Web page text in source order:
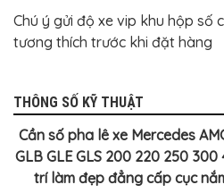
Chú ý gửi độ xe vip khu hộp số
tương thích trước khi đặt hàng
THÔNG SỐ KỸ THUẬT
Cần số pha lê xe Mercedes
GLB GLE GLS 200 220 250
trí làm đẹp đẳng cấp cục